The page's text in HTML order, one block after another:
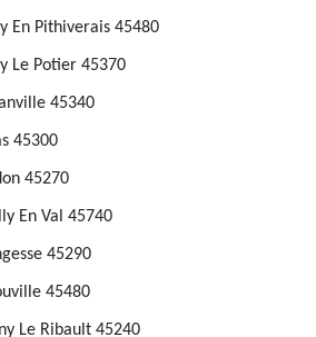
En Pithiverais 45480
Le Potier 45370
45340
45300
45270
En Val 45740
45290
45480
Le Ribault 45240